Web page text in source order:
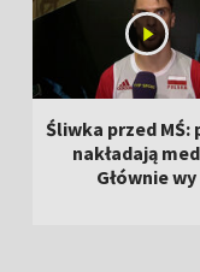
Śliwka przed MŚ:
nakładają
Głównie wy